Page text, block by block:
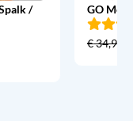
/
GO
€34,95